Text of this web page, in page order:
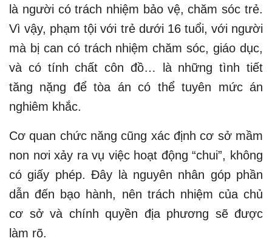
là người có trách nhiệm bảo vệ, chăm sóc trẻ.
Vì vậy, phạm tội với trẻ dưới 16 tuổi, với người
mà bị can có trách nhiệm chăm sóc, giáo dục,
và có tính chất côn đồ… là những tình tiết
tăng nặng để tòa án có thể tuyên mức án
nghiêm khắc.
Cơ quan chức năng cũng xác định cơ sở mầm
non nơi xảy ra vụ việc hoạt động “chui”, không
có giấy phép. Đây là nguyên nhân góp phần
dẫn đến bạo hành, nên trách nhiệm của chủ
cơ sở và chính quyền địa phương sẽ được
làm rõ.